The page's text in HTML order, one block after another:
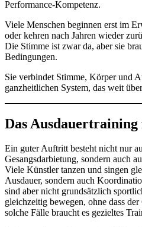
Performance-Kompetenz.
Viele Menschen beginnen erst im
oder kehren nach Jahren wieder
Die Stimme ist zwar da, aber sie
Bedingungen.
Sie verbindet Stimme, Körper und
ganzheitlichen System, das weit
Das
Ein guter Auftritt besteht nicht nur
Gesangsdarbietung, sondern auch
Viele Künstler tanzen und singen
Ausdauer, sondern auch
sind aber nicht grundsätzlich
gleichzeitig bewegen, ohne dass
solche Fälle braucht es gezieltes